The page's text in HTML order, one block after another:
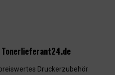
Tonerlieferant24.de
Druckerzubehör